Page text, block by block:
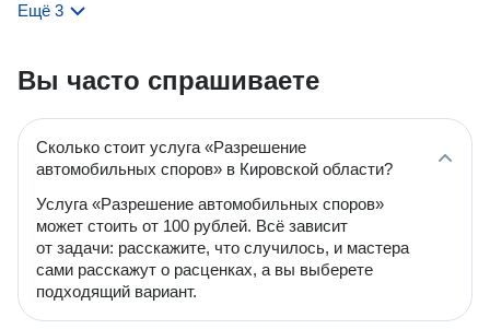
Ещё 3
Вы часто спрашиваете
Сколько стоит услуга «Разрешение
автомобильных споров» в Кировской области?
Услуга «Разрешение автомобильных споров»
может стоить от 100 рублей. Всё зависит
от задачи: расскажите, что случилось, и мастера
сами расскажут о расценках, а вы выберете
подходящий вариант.